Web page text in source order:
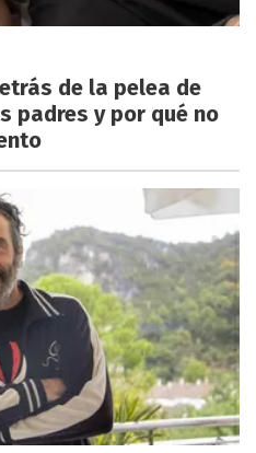
de la pelea de
padres y por qué no